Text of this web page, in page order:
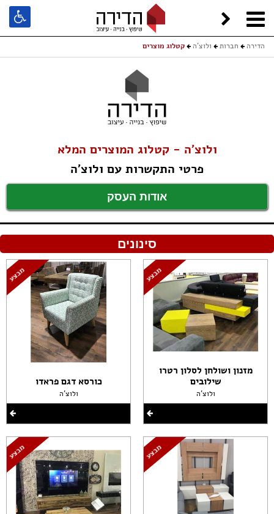
הדירה חברות ולוצ'ה קטלוג מוצרים
ולוצ'ה - קטלוג המוצרים המלא
פרטי התקשרות עם ולוצ'ה
אודות העסק
סינונים
מזנון ושולחן לסלון רטרו
שילובים
ולוצ'ה
כורסא דגם פראדו
ולוצ'ה